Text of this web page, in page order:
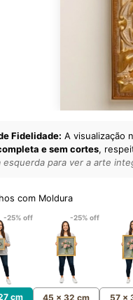
do mundo
renomados
artesanal em
Mineral.
Fidelidade: A visualização
e sem cortes,
esquerda para ver a arte
com Moldura
-25% off
cm
-25% off
45 x 32 cm 57 x